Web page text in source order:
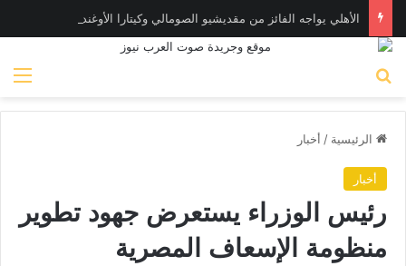
الرئيسية / أخبار
أخبار
رئيس الوزراء يستعرض جهود تطوير
منظومة الإسعاف المصرية